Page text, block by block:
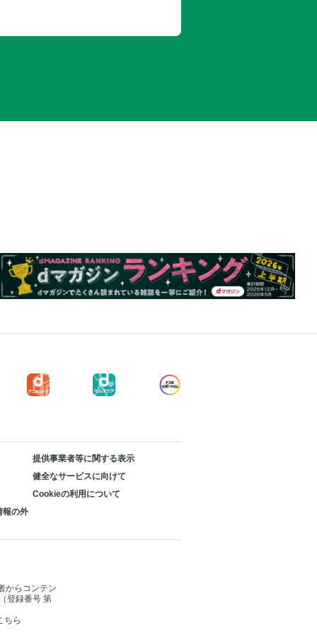
提供事業者等に関する表示
健全なサービスに向けて
Cookieの利用について
報の外
からコンテン
登録番号 第
ちら